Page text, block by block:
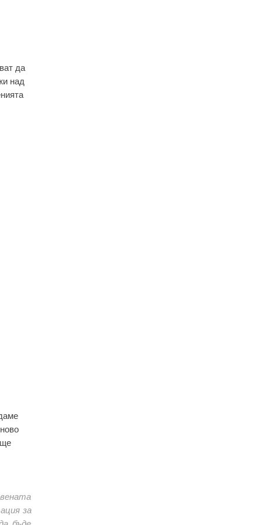
да
над
за